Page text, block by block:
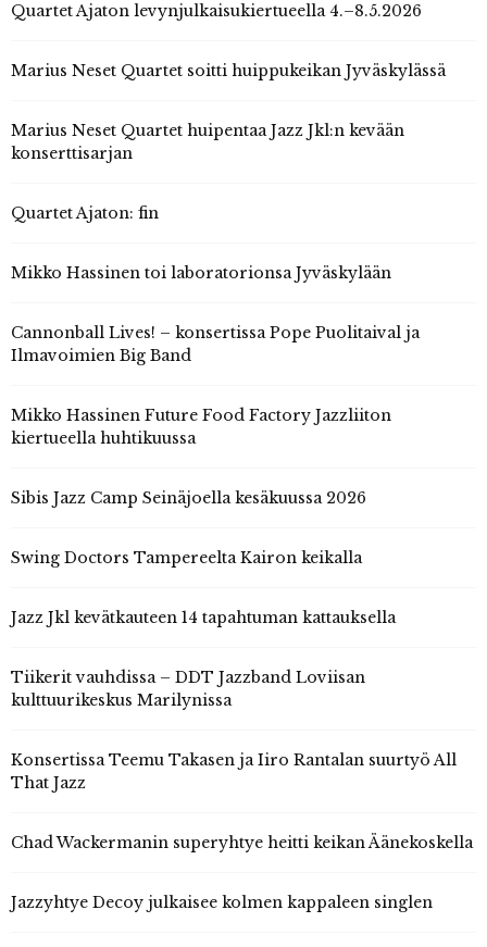
Quartet Ajaton levynjulkaisukiertueella 4.–8.5.2026
Marius Neset Quartet soitti huippukeikan Jyväskylässä
Marius Neset Quartet huipentaa Jazz Jkl:n kevään
konserttisarjan
Quartet Ajaton: fin
Mikko Hassinen toi laboratorionsa Jyväskylään
Cannonball Lives! – konsertissa Pope Puolitaival ja
Ilmavoimien Big Band
Mikko Hassinen Future Food Factory Jazzliiton
kiertueella huhtikuussa
Sibis Jazz Camp Seinäjoella kesäkuussa 2026
Swing Doctors Tampereelta Kairon keikalla
Jazz Jkl kevätkauteen 14 tapahtuman kattauksella
Tiikerit vauhdissa – DDT Jazzband Loviisan
kulttuurikeskus Marilynissa
Konsertissa Teemu Takasen ja Iiro Rantalan suurtyö All
That Jazz
Chad Wackermanin superyhtye heitti keikan Äänekoskella
Jazzyhtye Decoy julkaisee kolmen kappaleen singlen